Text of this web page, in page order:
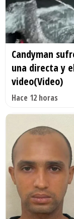
Candyman
una directa y
video(Video)
Hace 12 horas